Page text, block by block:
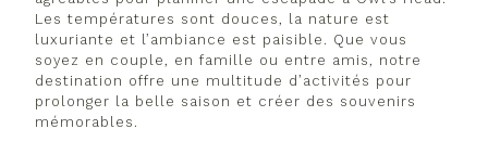
Les températures sont douces, la nature est
luxuriante et l’ambiance est paisible. Que vous
soyez en couple, en famille ou entre amis, notre
destination offre une multitude d’activités pour
prolonger la belle saison et créer des souvenirs
mémorables.